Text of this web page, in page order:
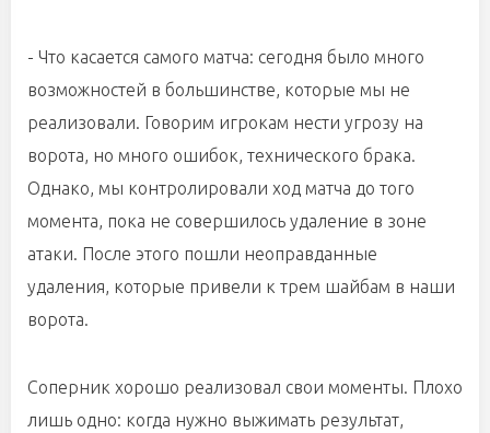
- Что касается самого матча: сегодня было много
возможностей в большинстве, которые мы не
реализовали. Говорим игрокам нести угрозу на
ворота, но много ошибок, технического брака.
Однако, мы контролировали ход матча до того
момента, пока не совершилось удаление в зоне
атаки. После этого пошли неоправданные
удаления, которые привели к трем шайбам в наши
ворота.
Соперник хорошо реализовал свои моменты. Плохо
лишь одно: когда нужно выжимать результат,